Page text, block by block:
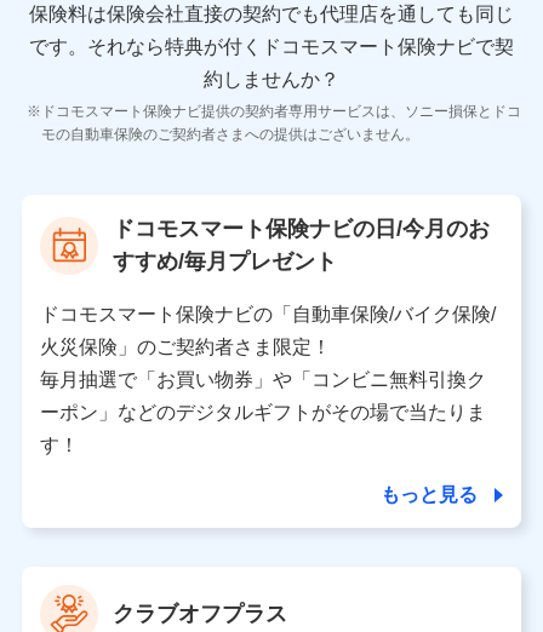
報、建物の構造や築年数などの情報、ペットの種類や年
齢などの情報などが含まれます。
【共同して利用する者の範囲】
当社
当社又は株式会社NTTドコモが提供する保険関連サービ
スにおけるユーザ登録受付および管理のため
を受けている保険会社・提携会社の保険その他に関する
情報を提供するため、また維持管理等の委託業務遂行の
ため、またそれらに付帯、関連する当社、株式会社NTT
ドコモおよび提携会社のサービスを案内、提供するため
（各サービスで取得したサービス利用履歴、ウェブサイ
トの閲覧履歴、購買履歴、ご契約内容等のパーソナルデ
ータを分析して、お客さまの趣味・嗜好・傾向に応じた
上記に係る案内・手続き・管理等付帯業務を行うため
【当該個人データの管理について責任を有する者の名称・住
保険料は保険会社直接の契約でも代理店を通しても同じ
です。 それなら特典が付くドコモスマート保険ナビで契
約しませんか？
ドコモスマート保険ナビ提供の契約者専用サービスは、ソニー損保とドコ
モの自動車保険のご契約者さまへの提供はございません。
ドコモスマート保険ナビの日/今月のお
すすめ/毎月プレゼント
ドコモスマート保険ナビの「自動車保険/バイク保険/
火災保険」のご契約者さま限定！
毎月抽選で「お買い物券」や「コンビニ無料引換ク
ーポン」などのデジタルギフトがその場で当たりま
す！
もっと見る
クラブオフプラス